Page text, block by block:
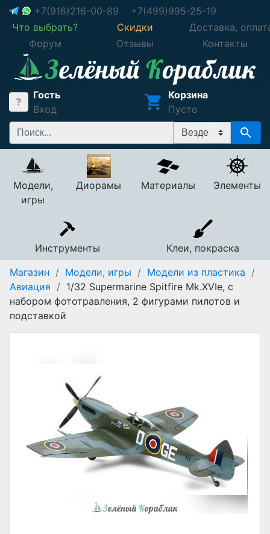
+7(916)216-00-89
+7(499)995-25-19
Что выбрать?
Скидки
Доставка,
Форум
Отзывы Контакты
Гость
Вход
Корзина
Пусто
Модели,
игры
Диорамы Материалы Элементы
Инструменты
Клеи, покраска
Магазин / Модели, игры / Модели из пластика /
Авиация / 1/32 Supermarine Spitfire Mk.XVIe, с
набором фототравления, 2 фигурами пилотов и
подставкой